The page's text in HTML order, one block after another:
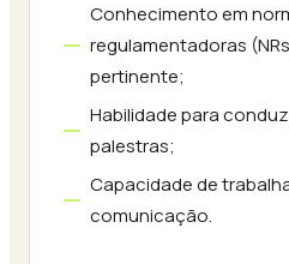
Conhecimento em
regulamentadoras
pertinente;
Habilidade para
palestras;
Capacidade de
comunicação.